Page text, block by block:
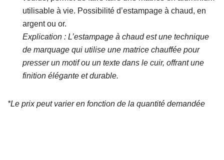
utilisable à vie. Possibilité d’estampage à chaud, en
argent ou or.
Explication : L’estampage à chaud est une technique
de marquage qui utilise une matrice chauffée pour
presser un motif ou un texte dans le cuir, offrant une
finition élégante et durable.
*Le prix peut varier en fonction de la quantité demandée